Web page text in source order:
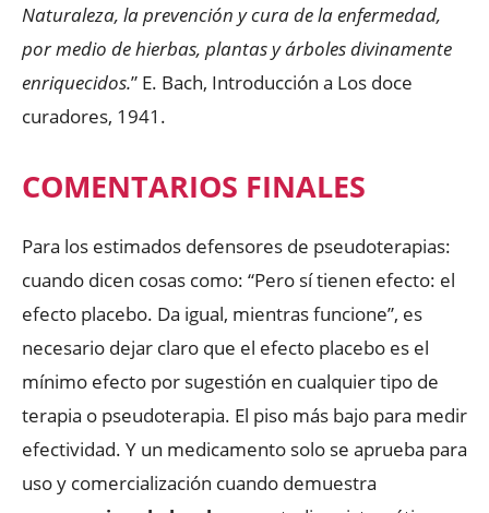
Naturaleza, la prevención y cura de la enfermedad,
por medio de hierbas, plantas y árboles divinamente
enriquecidos.” E. Bach, Introducción a Los doce
curadores, 1941.
COMENTARIOS FINALES
Para los estimados defensores de pseudoterapias:
cuando dicen cosas como: “Pero sí tienen efecto: el
efecto placebo. Da igual, mientras funcione”, es
necesario dejar claro que el efecto placebo es el
mínimo efecto por sugestión en cualquier tipo de
terapia o pseudoterapia. El piso más bajo para medir
efectividad. Y un medicamento solo se aprueba para
uso y comercialización cuando demuestra